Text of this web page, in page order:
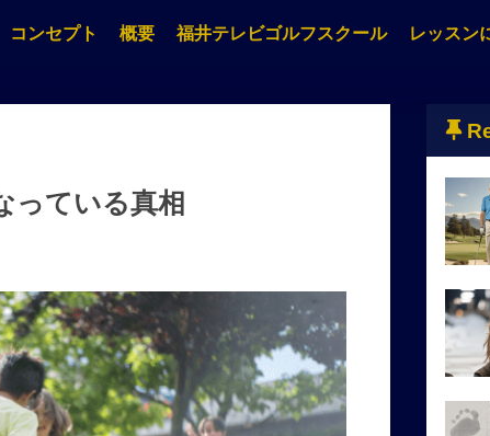
コンセプト 概要 福井テレビゴルフスクール レッスン
っている真相